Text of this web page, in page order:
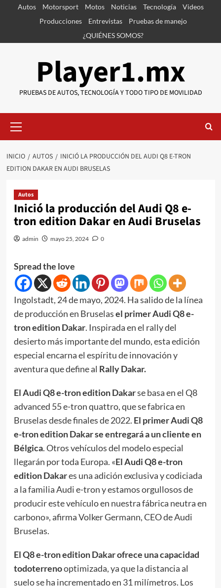
SaltarAutos Motorsport Motos Noticias Tecnología
Videos
Producciones
Entrevistas
Pruebas de manejo
¿QUIÉNES SOMOS?
Player1.mx
PRUEBAS DE AUTOS, TECNOLOGÍA Y TODO TIPO DE MOVILIDAD
primario
INICIO AUTOS
INICIÓ LA PRODUCCIÓN DEL AUDI Q8 E-TRON
EDITION DAKAR EN AUDI BRUSELAS
Autos
Inició la producción del Audi Q8 e-
tron edition Dakar en Audi Bruselas
admin mayo 25, 2024 0
Spread the love
Ingolstadt, 24 de mayo, 2024. Ha salido de la línea
de producción en Bruselasel primer Audi Q8 e-
tron edition Dakar. Inspirada en el rally del
desierto más importante del mundo, esta edición
especial encarna el espíritu de innovación y
aventura que define al Rally Dakar.
El Audi Q8 e-tron edition Dakarse basa en el Q8
advanced 55 e-tron quattro, que se fabrica en
Bruselas desde finales de 2022. El primer Audi Q8
e-tron edition Dakar se entregará a un cliente en
Bélgica. Otros vehículos del modelo especial
llegarán por toda Europa. «El Audi Q8 e-tron
edition Dakares una adición exclusiva y codiciada
a la familia Audi e-tron y estamos orgullosos de
producir este vehículo en nuestra fábrica neutra en
carbono», afirma Volker Germann, CEO de Audi
Bruselas.
El Q8 e-tron edition Dakar ofrece una capacidad
todoterrenooptimizada, ya que la distancia al
suelo se ha incrementado en 31 milímetros. Los